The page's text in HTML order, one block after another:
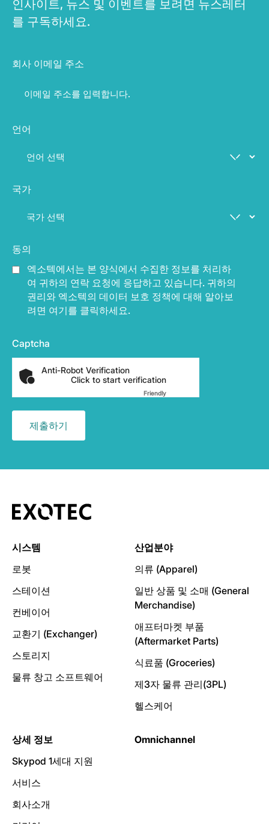
인사이트, 뉴스 및 이벤트를 보려면 뉴스레터
를 구독하세요.
회사 이메일 주소
언어
국가
동의
엑소텍에서는 본 양식에서 수집한 정보를 처리하
여 귀하의 연락 요청에 응답하고 있습니다. 귀하의
권리와 엑소텍의 데이터 보호 정책에 대해 알아보
려면 여기를 클릭하세요.
Captcha
Anti-Robot Verification
Click to start verification
FriendlyCaptcha ⇗
시스템
로봇
스테이션
컨베이어
교환기 (Exchanger)
스토리지
물류 창고 소프트웨어
산업분야
의류 (Apparel)
일반 상품 및 소매 (General
Merchandise)
애프터마켓 부품
(Aftermarket Parts)
식료품 (Groceries)
제3자 물류 관리(3PL)
헬스케어
상세 정보
Skypod 1세대 지원
서비스
회사소개
Omnichannel